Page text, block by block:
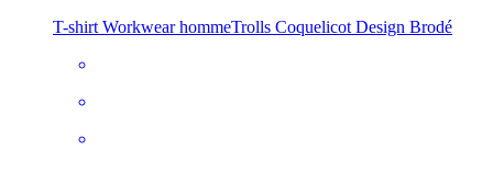
T-shirt Workwear hommeTrolls Coquelicot Design Brodé